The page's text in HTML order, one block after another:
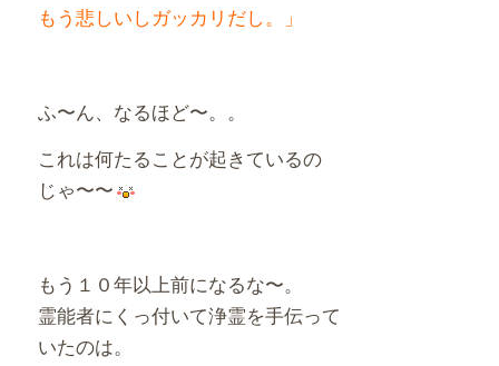
もう悲しいしガッカリだし。」
ふ〜ん、なるほど〜。。
これは何たることが起きているの
じゃ〜〜
もう１０年以上前になるな〜。
霊能者にくっ付いて浄霊を手伝って
いたのは。